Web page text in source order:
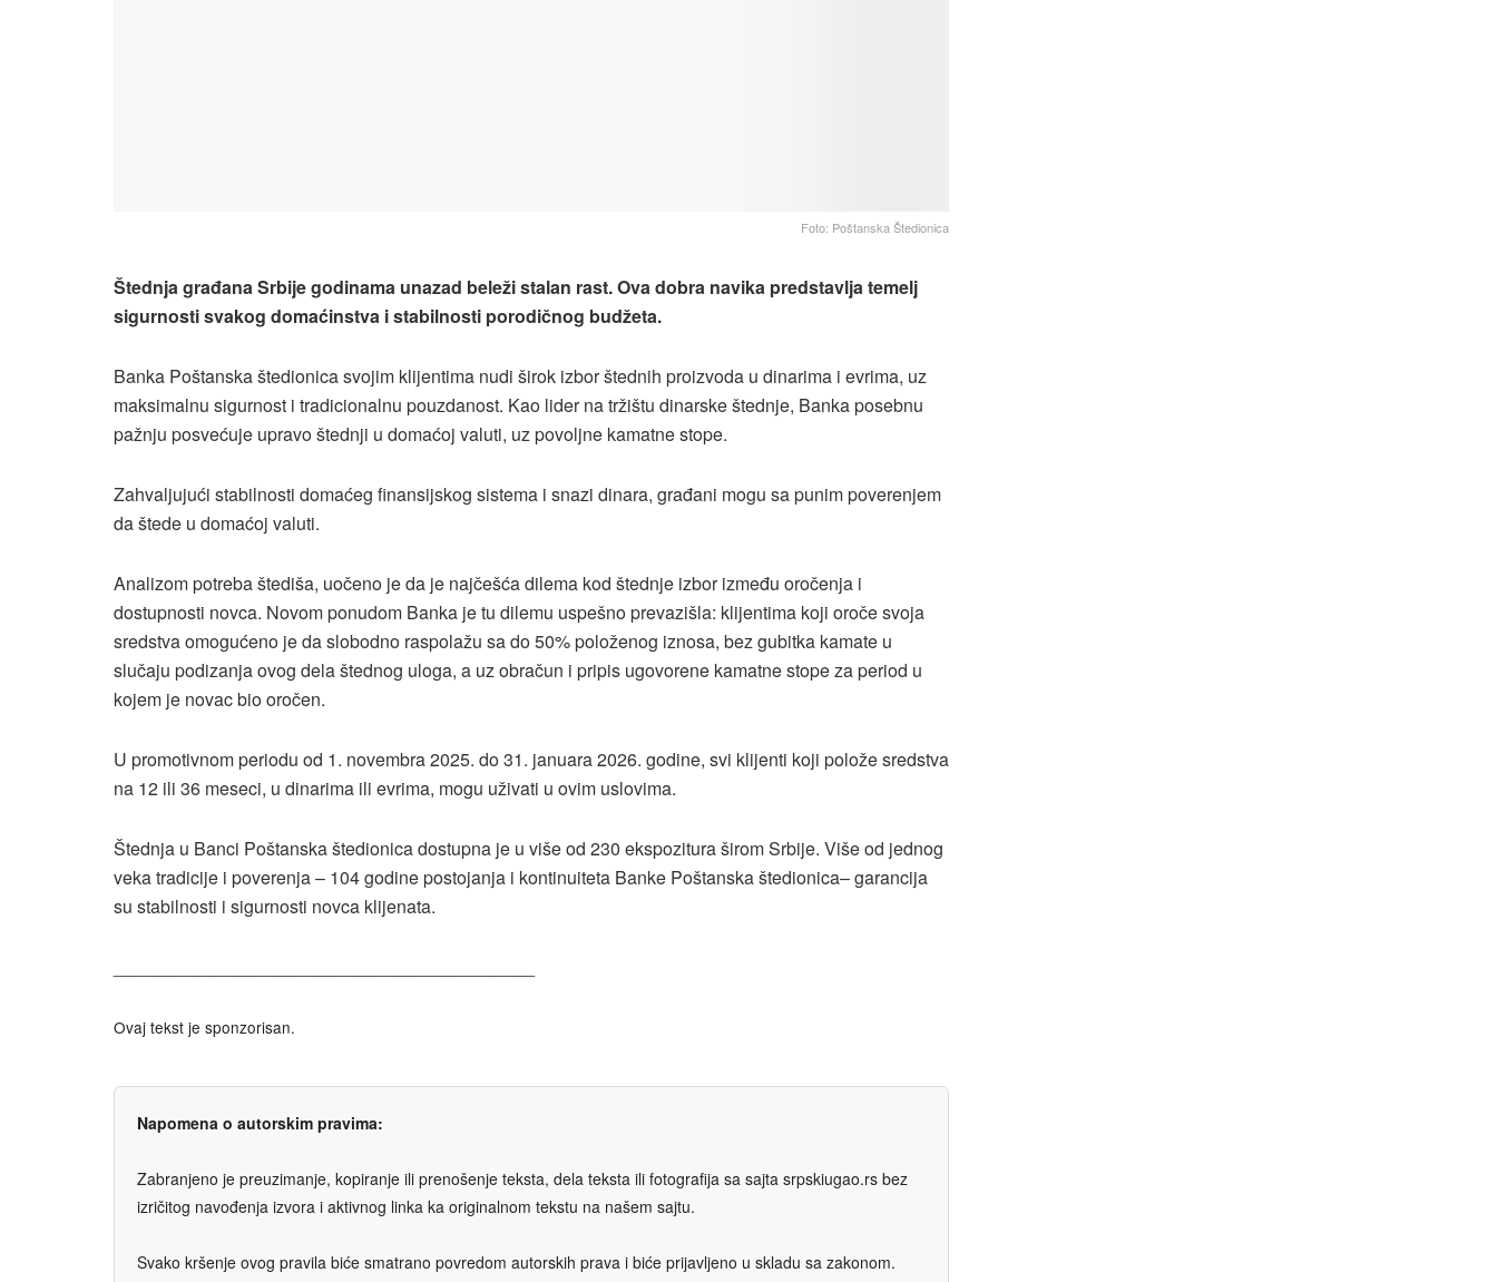
Foto: Poštanska Štedionica
Štednja građana Srbije godinama unazad beleži stalan rast. Ova dobra navika predstavlja temelj
sigurnosti svakog domaćinstva i stabilnosti porodičnog budžeta.
Banka Poštanska štedionica svojim klijentima nudi širok izbor štednih proizvoda u dinarima i evrima, uz
maksimalnu sigurnost i tradicionalnu pouzdanost. Kao lider na tržištu dinarske štednje, Banka posebnu
pažnju posvećuje upravo štednji u domaćoj valuti, uz povoljne kamatne stope.
Zahvaljujući stabilnosti domaćeg finansijskog sistema i snazi dinara, građani mogu sa punim poverenjem
da štede u domaćoj valuti.
Analizom potreba štediša, uočeno je da je najčešća dilema kod štednje izbor između oročenja i
dostupnosti novca. Novom ponudom Banka je tu dilemu uspešno prevazišla: klijentima koji oroče svoja
sredstva omogućeno je da slobodno raspolažu sa do 50% položenog iznosa, bez gubitka kamate u
slučaju podizanja ovog dela štednog uloga, a uz obračun i pripis ugovorene kamatne stope za period u
kojem je novac bio oročen.
U promotivnom periodu od 1. novembra 2025. do 31. januara 2026. godine, svi klijenti koji polože sredstva
na 12 ili 36 meseci, u dinarima ili evrima, mogu uživati u ovim uslovima.
Štednja u Banci Poštanska štedionica dostupna je u više od 230 ekspozitura širom Srbije. Više od jednog
veka tradicije i poverenja – 104 godine postojanja i kontinuiteta Banke Poštanska štedionica– garancija
su stabilnosti i sigurnosti novca klijenata.
Ovaj tekst je sponzorisan.
Napomena o autorskim pravima:
Zabranjeno je preuzimanje, kopiranje ili prenošenje teksta, dela teksta ili fotografija sa sajta srpskiugao.rs bez
izričitog navođenja izvora i aktivnog linka ka originalnom tekstu na našem sajtu.
Svako kršenje ovog pravila biće smatrano povredom autorskih prava i biće prijavljeno u skladu sa zakonom.